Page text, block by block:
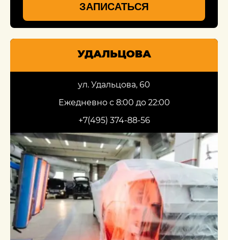
ЗАПИСАТЬСЯ
УДАЛЬЦОВА
ул. Удальцова, 60
Ежедневно с 8:00 до 22:00
+7(495) 374-88-56